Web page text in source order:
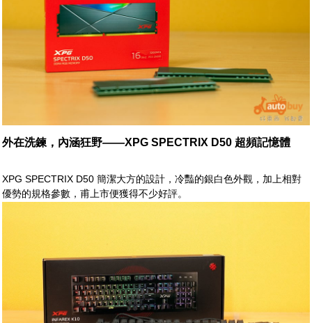
外在洗鍊，內涵狂野——XPG SPECTRIX D50 超頻記憶體
XPG SPECTRIX D50 簡潔大方的設計，冷豔的銀白色外觀，加上相對
優勢的規格參數，甫上市便獲得不少好評。